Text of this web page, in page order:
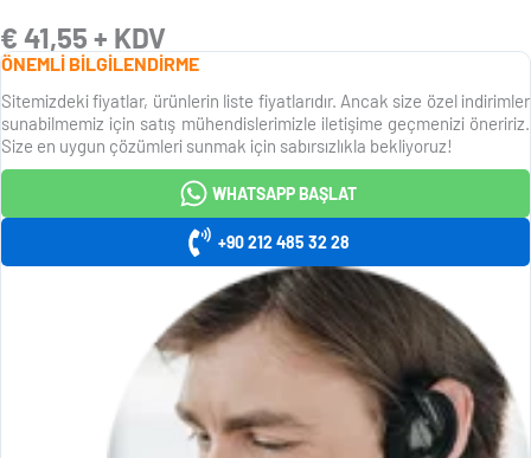
€ 41,55 + KDV
ÖNEMLİ BİLGİLENDİRME
Sitemizdeki fiyatlar, ürünlerin liste fiyatlarıdır. Ancak size özel indirimler
sunabilmemiz için satış mühendislerimizle iletişime geçmenizi öneririz.
Size en uygun çözümleri sunmak için sabırsızlıkla bekliyoruz!
WHATSAPP BAŞLAT
+90 212 485 32 28